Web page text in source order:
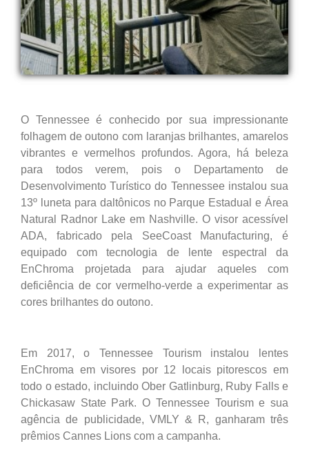
O Tennessee é conhecido por sua impressionante
folhagem de outono com laranjas brilhantes, amarelos
vibrantes e vermelhos profundos. Agora, há beleza
para todos verem, pois o Departamento de
Desenvolvimento Turístico do Tennessee instalou sua
13º luneta para daltônicos no Parque Estadual e Área
Natural Radnor Lake em Nashville. O visor acessível
ADA, fabricado pela SeeCoast Manufacturing, é
equipado com tecnologia de lente espectral da
EnChroma projetada para ajudar aqueles com
deficiência de cor vermelho-verde a experimentar as
cores brilhantes do outono.
Em 2017, o Tennessee Tourism instalou lentes
EnChroma em visores por 12 locais pitorescos em
todo o estado, incluindo Ober Gatlinburg, Ruby Falls e
Chickasaw State Park. O Tennessee Tourism e sua
agência de publicidade, VMLY & R, ganharam três
prêmios Cannes Lions com a campanha.